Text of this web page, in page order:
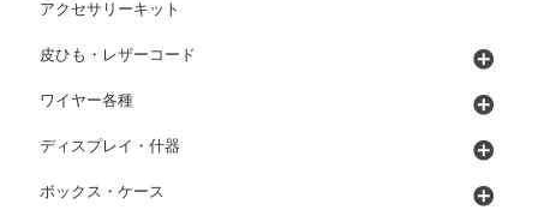
アクセサリーキット
皮ひも・レザーコード
ワイヤー各種
ディスプレイ・什器
ボックス・ケース